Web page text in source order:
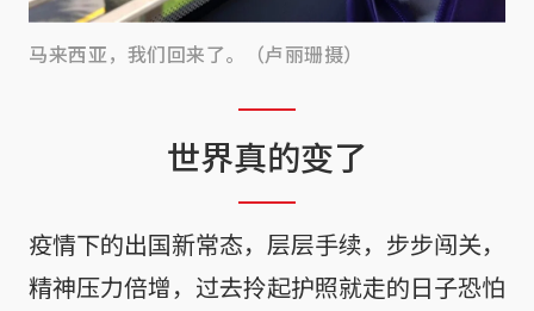
马来西亚，我们回来了。（卢丽珊摄）
世界真的变了
疫情下的出国新常态，层层手续，步步闯关，
精神压力倍增，过去拎起护照就走的日子恐怕